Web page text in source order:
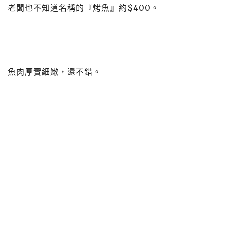
老闆也不知道名稱的『烤魚』約$400。
魚肉厚實細嫩，還不錯。